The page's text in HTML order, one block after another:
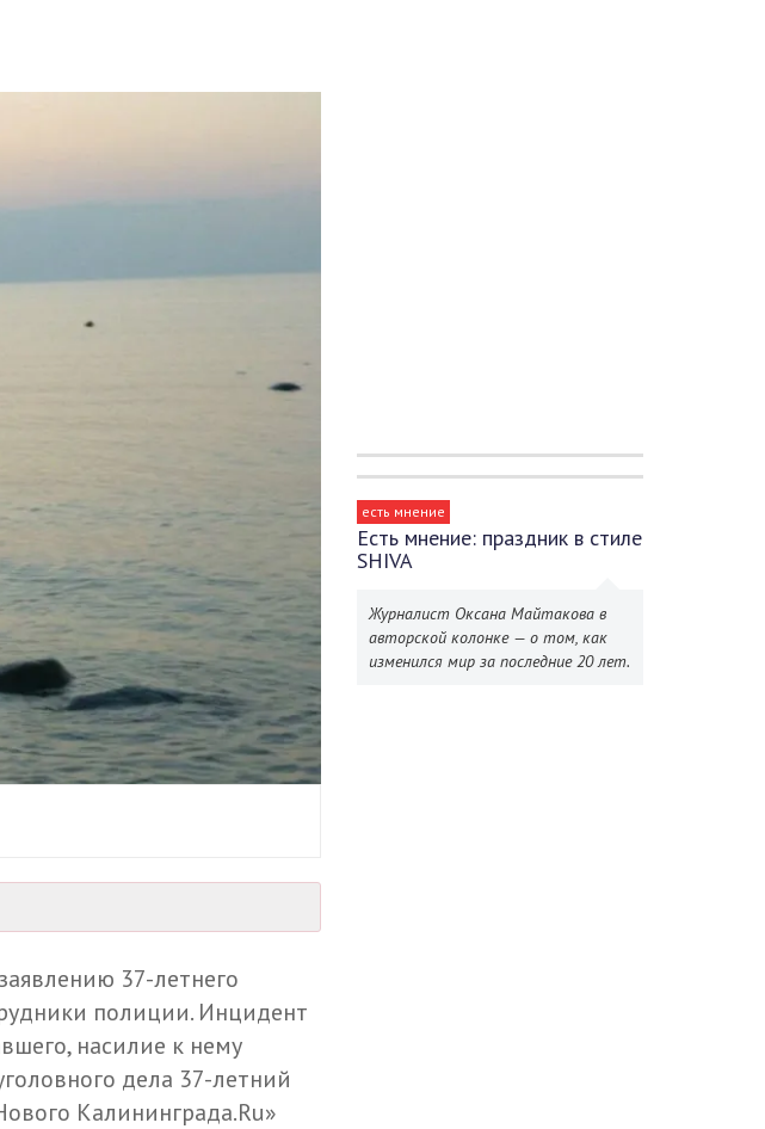
37-летнего
полиции. Инцидент
насилие к нему
дела 37-летний
Калининграда.Ru»
есть мнение
Есть мнение: праздник в стиле
SHIVA
Журналист Оксана Майтакова в
авторской колонке — о том, как
изменился мир за последние 20 лет.